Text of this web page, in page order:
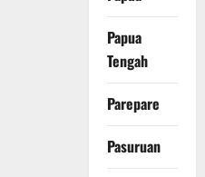
Papua
Tengah
Parepare
Pasuruan